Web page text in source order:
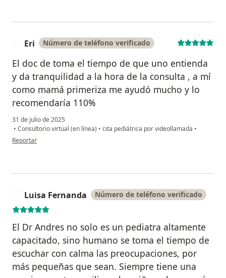
Eri Número de teléfono verificado
El doc de toma el tiempo de que uno entienda
y da tranquilidad a la hora de la consulta , a mí
como mamá primeriza me ayudó mucho y lo
recomendaría 110%
31 de julio de 2025
• Consultorio virtual (en línea) • cita pediátrica por videollamada •
en opinión del usuario Eri
Reportar
Luisa Fernanda Número de teléfono verificado
El Dr Andres no solo es un pediatra altamente
capacitado, sino humano se toma el tiempo de
escuchar con calma las preocupaciones, por
más pequeñas que sean. Siempre tiene una